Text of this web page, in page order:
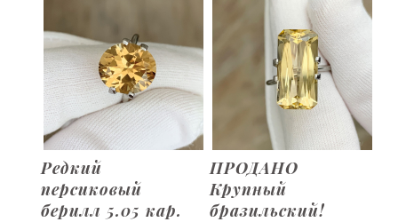
Редкий
персиковый
берилл 5.05 кар.
ПРОДАНО
Крупный
бразильский!